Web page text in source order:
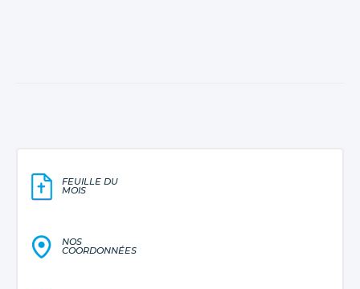
FEUILLE DU
MOIS
NOS
COORDONNÉES